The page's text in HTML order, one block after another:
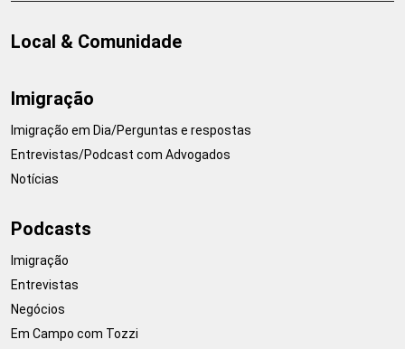
Local & Comunidade
Imigração
Imigração em Dia/Perguntas e respostas
Entrevistas/Podcast com Advogados
Notícias
Podcasts
Imigração
Entrevistas
Negócios
Em Campo com Tozzi